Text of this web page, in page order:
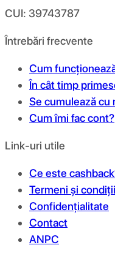
CUI: 39743787
Întrebări frecvente
Cum
În cât timp
Se cumulează cu
Cum îmi fac cont?
Link-uri utile
Ce este
Termeni și condiții
Confidențialitate
Contact
ANPC